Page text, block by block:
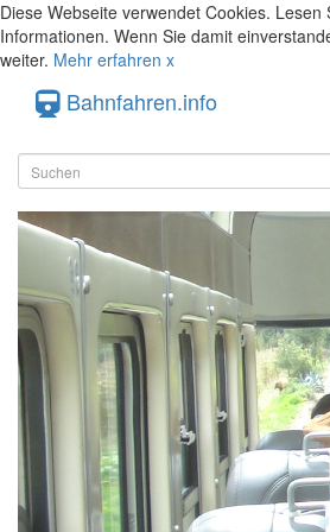
Diese Webseite verwendet Cookies. Lesen
Informationen. Wenn Sie damit
weiter. Mehr erfahren x
Bahnfahren.info